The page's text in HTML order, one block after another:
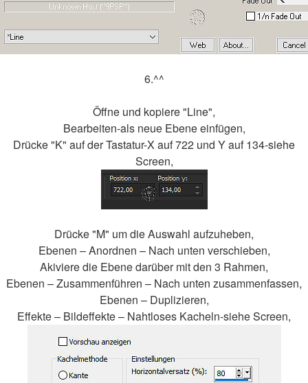
6.^^
Öffne und kopiere "Line",
Bearbeiten-als neue Ebene einfügen,
Drücke "K" auf der Tastatur-X auf 722 und Y auf 134-siehe
Screen,
Drücke "M" um die Auswahl aufzuheben,
Ebenen – Anordnen – Nach unten verschieben,
Akiviere die Ebene darüber mit den 3 Rahmen,
Ebenen – Zusammenführen – Nach unten zusammenfassen,
Ebenen – Duplizieren,
Effekte – Bildeffekte – Nahtloses Kacheln-siehe Screen,